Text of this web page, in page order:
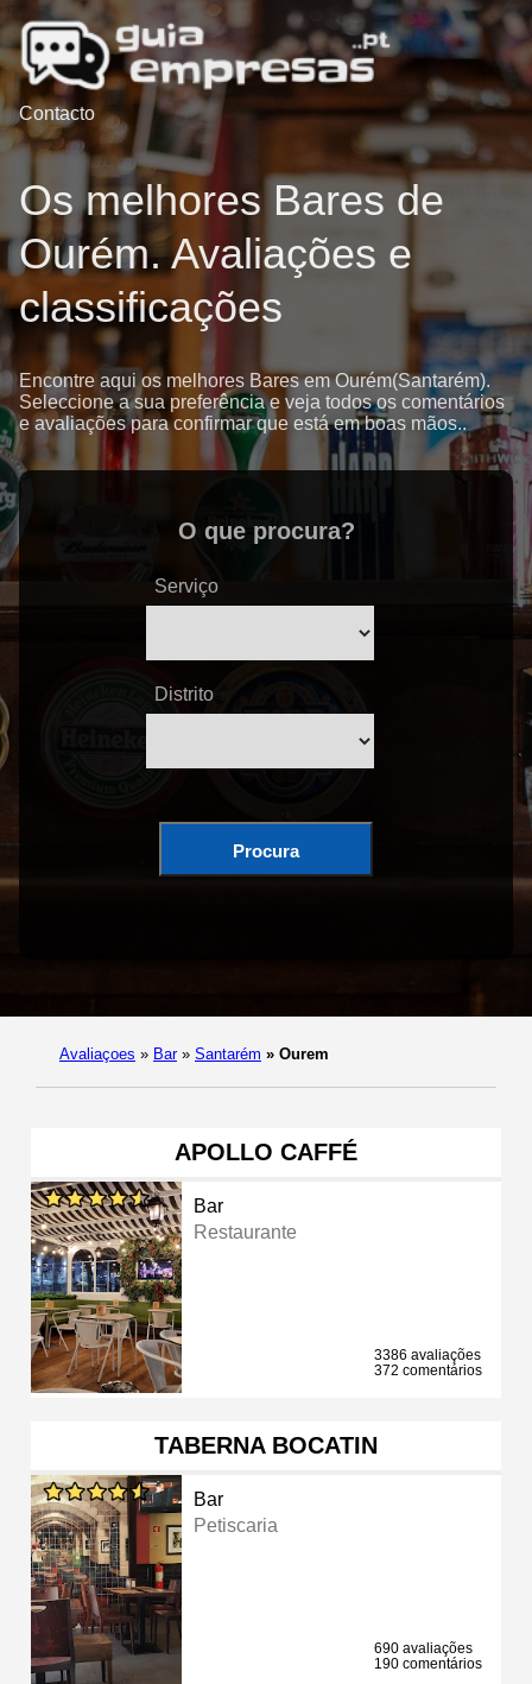
Contacto
Os melhores Bares de
Ourém. Avaliações e
classificações
Encontre aqui os melhores Bares em Ourém(Santarém).
Seleccione a sua preferência e veja todos os comentários
e avaliações para confirmar que está em boas mãos..
O que procura?
Serviço
Distrito
Procura
Avaliaçoes » Bar » Santarém » Ourem
APOLLO CAFFÉ
Bar
Restaurante
3386 avaliações
372 comentários
TABERNA BOCATIN
Bar
Petiscaria
690 avaliações
190 comentários